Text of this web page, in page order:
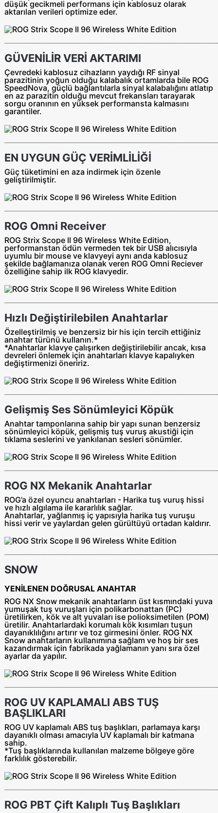
düşük gecikmeli performans için kablosuz olarak
aktarılan verileri optimize eder.
GÜVENİLİR VERİ AKTARIMI
Çevredeki kablosuz cihazların yaydığı RF sinyal
parazitinin yoğun olduğu kalabalık ortamlarda bile ROG
SpeedNova, güçlü bağlantılarla sinyal kalabalığını atlatıp
en az parazitin olduğu mevcut frekansları tarayarak
sorgu oranının en yüksek performansta kalmasını
garantiler.
EN UYGUN GÜÇ VERİMLİLİĞİ
Güç tüketimini en aza indirmek için özenle
geliştirilmiştir.
ROG Omni Receiver
ROG Strix Scope II 96 Wireless White Edition,
performanstan ödün vermeden tek bir USB alıcısıyla
uyumlu bir mouse ve klavyeyi aynı anda kablosuz
şekilde bağlamanıza olanak veren ROG Omni Reciever
özelliğine sahip ilk ROG klavyedir.
Hızlı Değiştirilebilen Anahtarlar
Özelleştirilmiş ve benzersiz bir his için tercih ettiğiniz
anahtar türünü kullanın.*
*Anahtarlar klavye çalışırken değiştirilebilir ancak, kısa
devreleri önlemek için anahtarları klavye kapalıyken
değiştirmenizi öneririz.
Gelişmiş Ses Sönümleyici Köpük
Anahtar tamponlarına sahip bir yapı sunan benzersiz
sönümleyici köpük, gelişmiş tuş vuruş akustiği için
tıklama seslerini ve yankılanan sesleri sönümler.
ROG NX Mekanik Anahtarlar
ROG’a özel oyuncu anahtarları - Harika tuş vuruş hissi
ve hızlı algılama ile kararlılık sağlar.
Anahtarlar, yağlanmış iç yapısıyla harika tuş vuruşu
hissi verir ve yaylardan gelen gürültüyü ortadan kaldırır.
SNOW
YENİLENEN DOĞRUSAL ANAHTAR
ROG NX Snow mekanik anahtarların üst kısmındaki yuva
yumuşak tuş vuruşları için polikarbonattan (PC)
üretilirken, kök ve alt yuvaları ise polioksimetilen (POM)
üretilir. Anahtarlardaki korumalı kök kısımları tuşun
dayanıklılığını artırır ve toz girmesini önler. ROG NX
Snow anahtarların kullanımına sağlam ve hoş bir ses
kazandırmak için fabrikada yağlamanın yanı sıra özel
ayarlar da yapılır.
ROG UV KAPLAMALI ABS TUŞ
BAŞLIKLARI
ROG UV kaplamalı ABS tuş başlıkları, parlamaya karşı
dayanıklı olması amacıyla UV kaplamalı bir katmana
sahip.
*Tuş başlıklarında kullanılan malzeme bölgeye göre
farklılık gösterebilir.
ROG PBT Çift Kalıplı Tuş Başlıkları